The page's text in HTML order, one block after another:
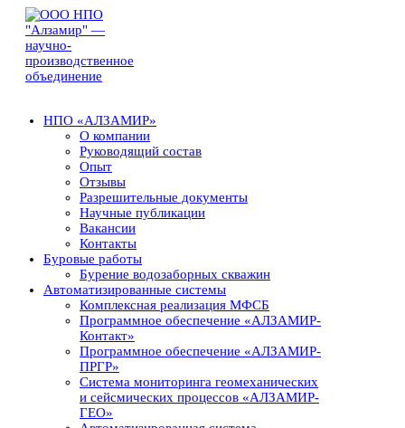
НПО «АЛЗАМИР»
О компании
Руководящий состав
Опыт
Отзывы
Разрешительные документы
Научные публикации
Вакансии
Контакты
Буровые работы
Бурение водозаборных скважин
Автоматизированные системы
Комплексная реализация МФСБ
Программное обеспечение «АЛЗАМИР-
Контакт»
Программное обеспечение «АЛЗАМИР-
ПРГР»
Система мониторинга геомеханических
и сейсмических процессов «АЛЗАМИР-
ГЕО»